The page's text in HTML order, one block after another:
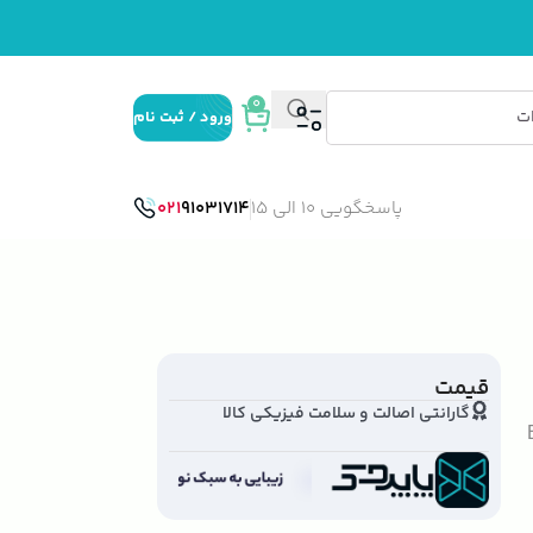
0
ورود / ثبت نام
پاسخگویی 10 الی 15 02191031714
قیمت
گارانتی اصالت و سلامت فیزیکی کالا